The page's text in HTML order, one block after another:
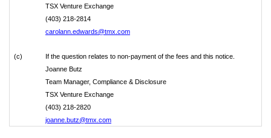
TSX Venture Exchange
(403) 218-2814
carolann.edwards@tmx.com
(c)
If the question relates to non-payment of the fees and this notice.
Joanne Butz
Team Manager, Compliance & Disclosure
TSX Venture Exchange
(403) 218-2820
joanne.butz@tmx.com